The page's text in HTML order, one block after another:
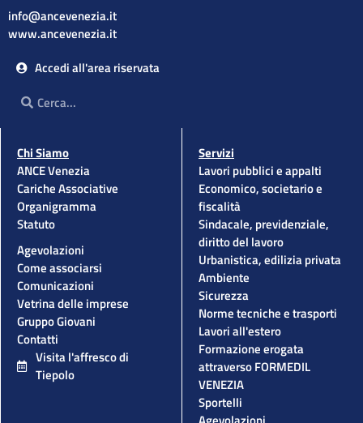
info@ancevenezia.it
www.ancevenezia.it
Accedi all'area riservata
Cerca
Chi Siamo
ANCE Venezia
Cariche Associative
Organigramma
Statuto
Agevolazioni
Come associarsi
Comunicazioni
Vetrina delle imprese
Gruppo Giovani
Contatti
Visita l'affresco di
Tiepolo
Servizi
Lavori pubblici e appalti
Economico, societario e
fiscalità
Sindacale, previdenziale,
diritto del lavoro
Urbanistica, edilizia privata
Ambiente
Sicurezza
Norme tecniche e trasporti
Lavori all'estero
Formazione erogata
attraverso FORMEDIL
VENEZIA
Sportelli